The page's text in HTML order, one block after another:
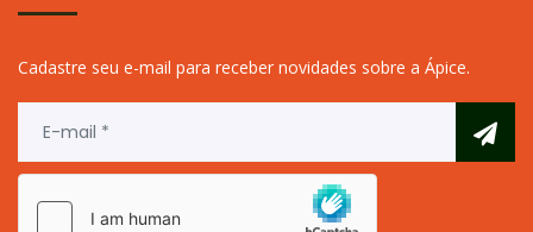
Cadastre seu e-mail para receber novidades sobre a Ápice.